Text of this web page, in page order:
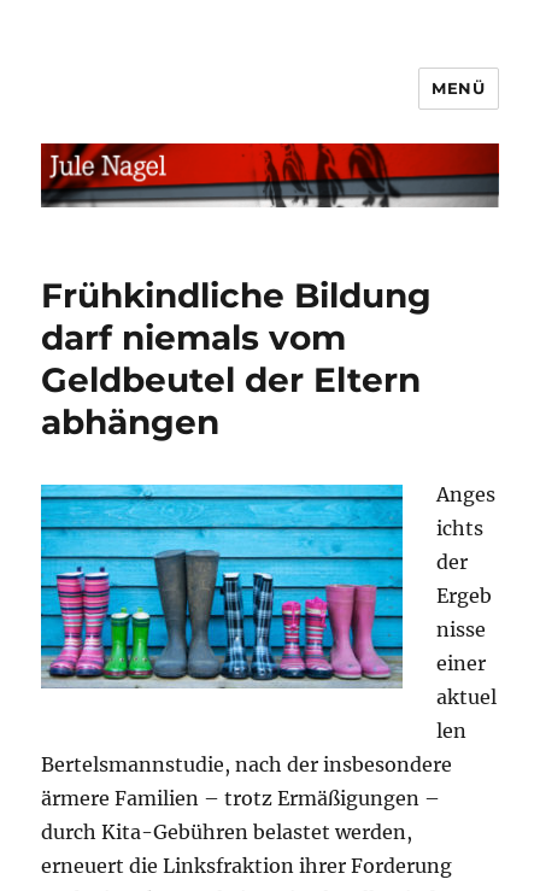
MENÜ
Frühkindliche Bildung
darf niemals vom
Geldbeutel der Eltern
abhängen
Anges
ichts
der
Ergeb
nisse
einer
aktuel
len
Bertelsmannstudie, nach der insbesondere
ärmere Familien – trotz Ermäßigungen –
durch Kita-Gebühren belastet werden,
erneuert die Linksfraktion ihrer Forderung